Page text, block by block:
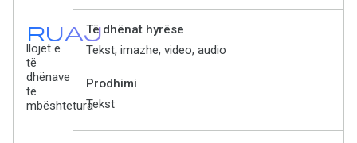
ruaj
llojet e
të
dhënave
të
mbështetura
Të dhënat hyrëse
Tekst, imazhe, video, audio
Prodhimi
Tekst